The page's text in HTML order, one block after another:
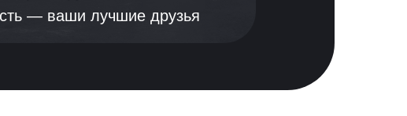
— ваши лучшие друзья